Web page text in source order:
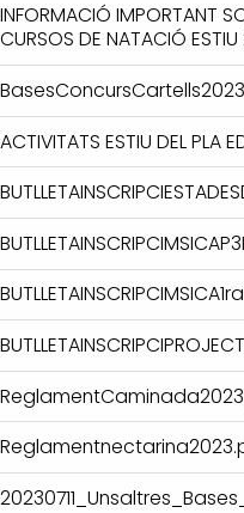
INFORMACIÓ IMPORTANT
CURSOS DE NATACIÓ
ACTIVITATS ESTIU DEL PLA